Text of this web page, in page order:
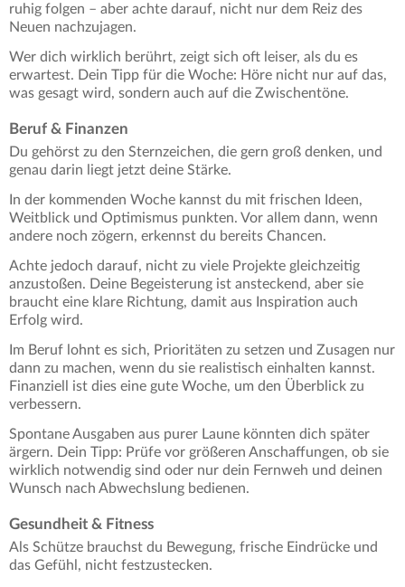
ruhig folgen – aber achte darauf, nicht nur dem Reiz des
Neuen nachzujagen.
Wer dich wirklich berührt, zeigt sich oft leiser, als du es
erwartest. Dein Tipp für die Woche: Höre nicht nur auf das,
was gesagt wird, sondern auch auf die Zwischentöne.
Beruf & Finanzen
Du gehörst zu den Sternzeichen, die gern groß denken, und
genau darin liegt jetzt deine Stärke.
In der kommenden Woche kannst du mit frischen Ideen,
Weitblick und Optimismus punkten. Vor allem dann, wenn
andere noch zögern, erkennst du bereits Chancen.
Achte jedoch darauf, nicht zu viele Projekte gleichzeitig
anzustoßen. Deine Begeisterung ist ansteckend, aber sie
braucht eine klare Richtung, damit aus Inspiration auch
Erfolg wird.
Im Beruf lohnt es sich, Prioritäten zu setzen und Zusagen nur
dann zu machen, wenn du sie realistisch einhalten kannst.
Finanziell ist dies eine gute Woche, um den Überblick zu
verbessern.
Spontane Ausgaben aus purer Laune könnten dich später
ärgern. Dein Tipp: Prüfe vor größeren Anschaffungen, ob sie
wirklich notwendig sind oder nur dein Fernweh und deinen
Wunsch nach Abwechslung bedienen.
Gesundheit & Fitness
Als Schütze brauchst du Bewegung, frische Eindrücke und
das Gefühl, nicht festzustecken.